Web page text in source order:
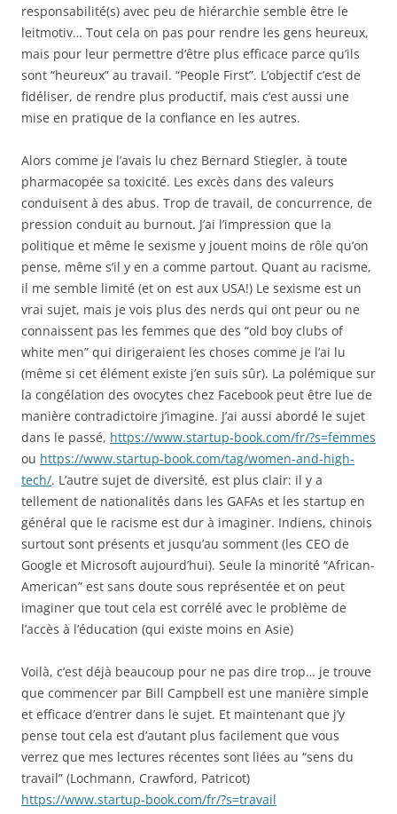
responsabilité(s) avec peu de hiérarchie semble être le
leitmotiv… Tout cela on pas pour rendre les gens heureux,
mais pour leur permettre d’être plus efficace parce qu’ils
sont “heureux” au travail. “People First”. L’objectif c’est de
fidéliser, de rendre plus productif, mais c’est aussi une
mise en pratique de la confiance en les autres.
Alors comme je l’avais lu chez Bernard Stiegler, à toute
pharmacopée sa toxicité. Les excès dans des valeurs
conduisent à des abus. Trop de travail, de concurrence, de
pression conduit au burnout. J’ai l’impression que la
politique et même le sexisme y jouent moins de rôle qu’on
pense, même s’il y en a comme partout. Quant au racisme,
il me semble limité (et on est aux USA!) Le sexisme est un
vrai sujet, mais je vois plus des nerds qui ont peur ou ne
connaissent pas les femmes que des “old boy clubs of
white men” qui dirigeraient les choses comme je l’ai lu
(même si cet élément existe j’en suis sûr). La polémique sur
la congélation des ovocytes chez Facebook peut être lue de
manière contradictoire j’imagine. J’ai aussi abordé le sujet
dans le passé, https://www.startup-book.com/fr/?s=femmes
ou https://www.startup-book.com/tag/women-and-high-
tech/. L’autre sujet de diversité, est plus clair: il y a
tellement de nationalités dans les GAFAs et les startup en
général que le racisme est dur à imaginer. Indiens, chinois
surtout sont présents et jusqu’au somment (les CEO de
Google et Microsoft aujourd’hui). Seule la minorité “African-
American” est sans doute sous représentée et on peut
imaginer que tout cela est corrélé avec le problème de
l’accès à l’éducation (qui existe moins en Asie)
Voilà, c’est déjà beaucoup pour ne pas dire trop… je trouve
que commencer par Bill Campbell est une manière simple
et efficace d’entrer dans le sujet. Et maintenant que j’y
pense tout cela est d’autant plus facilement que vous
verrez que mes lectures récentes sont liées au “sens du
travail” (Lochmann, Crawford, Patricot)
https://www.startup-book.com/fr/?s=travail